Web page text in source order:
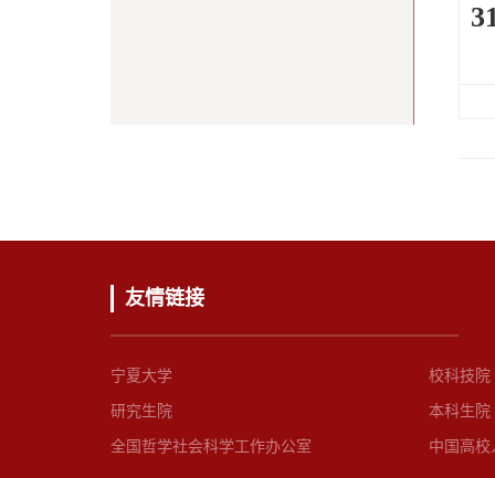
友情链接
宁夏大学 校科技院
研究生院 本科生院
全国哲学社会科学工作办公室 中国高